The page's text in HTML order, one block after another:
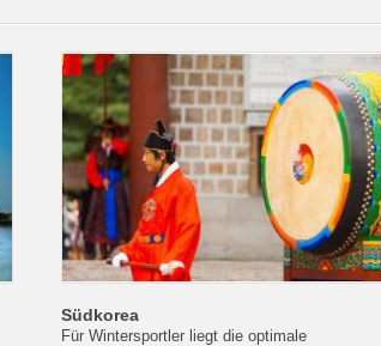
Südkorea
Für Wintersportler liegt die optimale